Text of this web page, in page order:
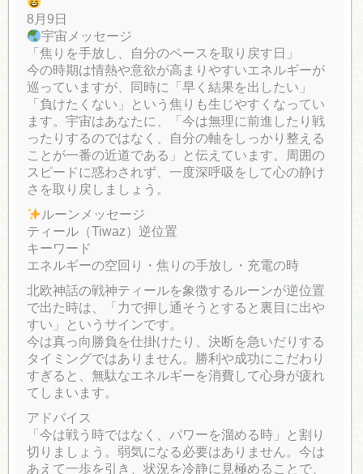
8月9日
宇宙メッセージ
「焦りを手放し、自分のペースを取り戻す日」
今の時期は情熱や意欲が高まりやすいエネルギーが
巡っていますが、同時に「早く結果を出したい」
「負けたくない」という焦りも生じやすくなってい
ます。宇宙はあなたに、「今は無理に前進したり戦
ったりするのではなく、自分の軸をしっかり整える
ことが一番の近道である」と伝えています。周囲の
スピードに惑わされず、一度深呼吸をして心の静け
さを取り戻しましょう。
ルーンメッセージ
ティール（Tiwaz）逆位置
キーワード
エネルギーの空回り・焦りの手放し・充電の時
北欧神話の戦神ティールを象徴するルーンが逆位置
で出た時は、「力で押し通そうとすると裏目に出や
すい」というサインです。
今は真っ向勝負を仕掛けたり、決断を急いだりする
タイミングではありません。勝利や成功にこだわり
すぎると、無駄なエネルギーを消費して心身が疲れ
てしまいます。
アドバイス
「今は戦う時ではなく、パワーを溜める時」と割り
切りましょう。弱気になる必要はありません。今は
あえて一歩を引き、状況を冷静に見極めることで、